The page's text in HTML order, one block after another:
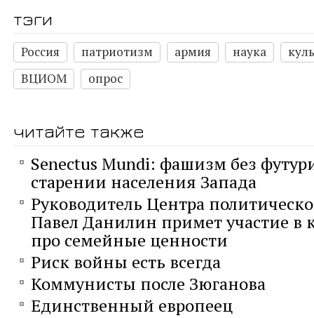
тэги
Россия патриотизм армия наука
ВЦИОМ
опрос
читайте также
Senectus Mundi: фашизм без
старении населения Запада
Руководитель Центра
Павел Данилин примет участие в
про семейные ценности
Риск войны есть всегда
Коммунисты после Зюганова
Единственный европеец